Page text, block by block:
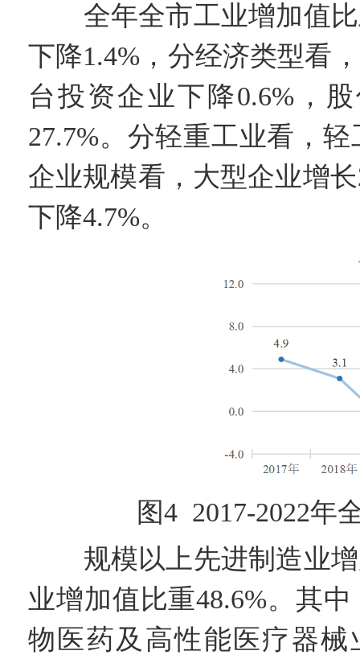
全年全市工业增加值比
下降1.4%，分经济类型看
台投资企业下降0.6%，
27.7%。分轻重工业看，
企业规模看，大型企业增
下降4.7%。
图4 2017-2022年全
规模以上先进制造业增
业增加值比重48.6%。其
物医药及高性能医疗器械